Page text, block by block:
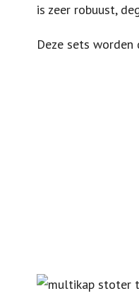
is zeer robuust,
Deze sets worden